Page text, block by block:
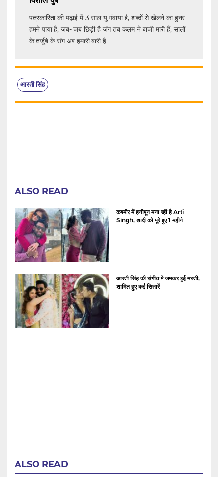
पत्रकारिता की पढ़ाई में 3 साल यु गंवाया है, शब्दों से खेलने का हुनर
हमने पाया है, जब- जब छिड़ी है जंग तब कलम ने बाजी मारी हैं, सालों
के तर्जुबे के संग अब हमारी बारी है।
आरती सिंह
ALSO READ
कश्मीर में हनीमून मना रही है Arti
Singh, शादी को पूरे हुए 1 महीने
आरती सिंह की संगीत में जमकर हुई मस्ती,
शामिल हुए कई सितारें
ALSO READ